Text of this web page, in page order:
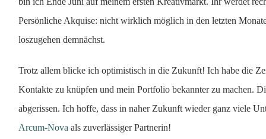
Persönliche Akquise: nicht wirklich möglich in den letzten
loszugehen demnächst.
Trotz allem blicke ich optimistisch in die Zukunft! Ich habe die
Kontakte zu knüpfen und mein Portfolio bekannter zu machen.
abgerissen. Ich hoffe, dass in naher Zukunft wieder ganz viele
Arcum-Nova als zuverlässiger Partnerin!